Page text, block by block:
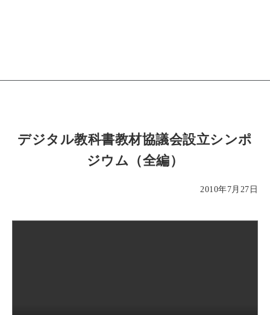
デジタル教科書教材協議会設立シンポ
ジウム（全編）
2010年7月27日